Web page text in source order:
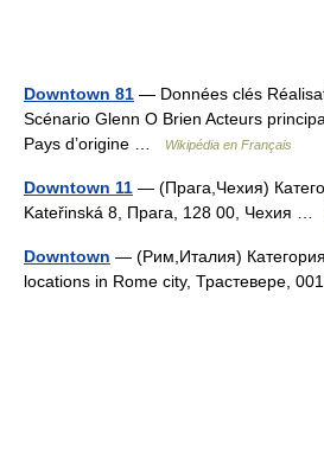
Downtown 81 — Données clés
Scénario Glenn O Brien Acteurs
Pays d’origine …
Wikipédia en Français
Downtown 11 — (Прага,Чехия)
Kateřinská 8, Прага, 128 00, Чехия …
Downtown — (Рим,Италия)
locations in Rome city, Трастевере,